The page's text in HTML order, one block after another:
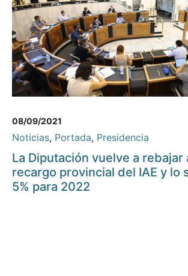
08/09/2021
Noticias, Portada, Presidencia
La Diputación vuelve a rebajar
recargo provincial del IAE y lo
5% para 2022